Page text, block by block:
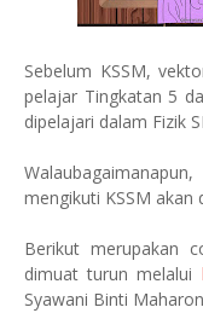
Sebelum KSSM,
pelajar Tingkatan 5
dipelajari dalam Fizik
mengikuti KSSM akan
Berikut merupakan
dimuat turun melalui
Syawani Binti